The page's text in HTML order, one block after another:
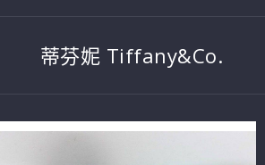
蒂芬妮 Tiffany&Co.